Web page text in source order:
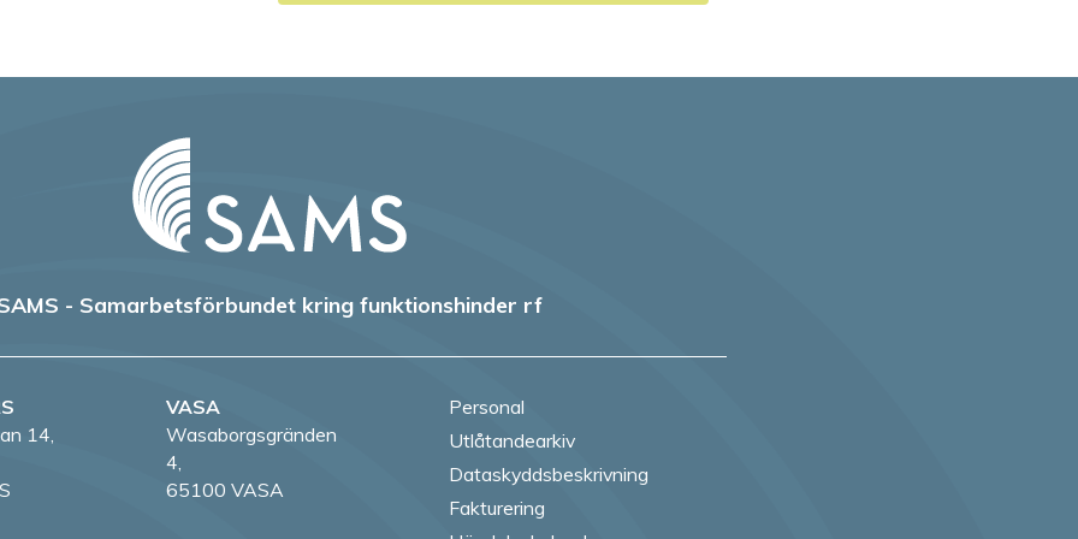
- Samarbetsförbundet kring funktionshinder rf
14,
VASA
Wasaborgsgränden
4,
65100 VASA
Personal
Utlåtandearkiv
Dataskyddsbeskrivning
Fakturering